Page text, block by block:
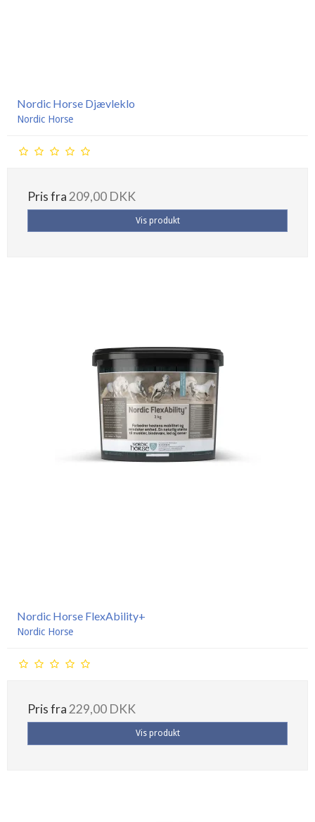
Nordic Horse Djævleklo
Nordic Horse
Pris fra 209,00 DKK
Vis produkt
Nordic Horse FlexAbility+
Nordic Horse
Pris fra229,00 DKK
Vis produkt